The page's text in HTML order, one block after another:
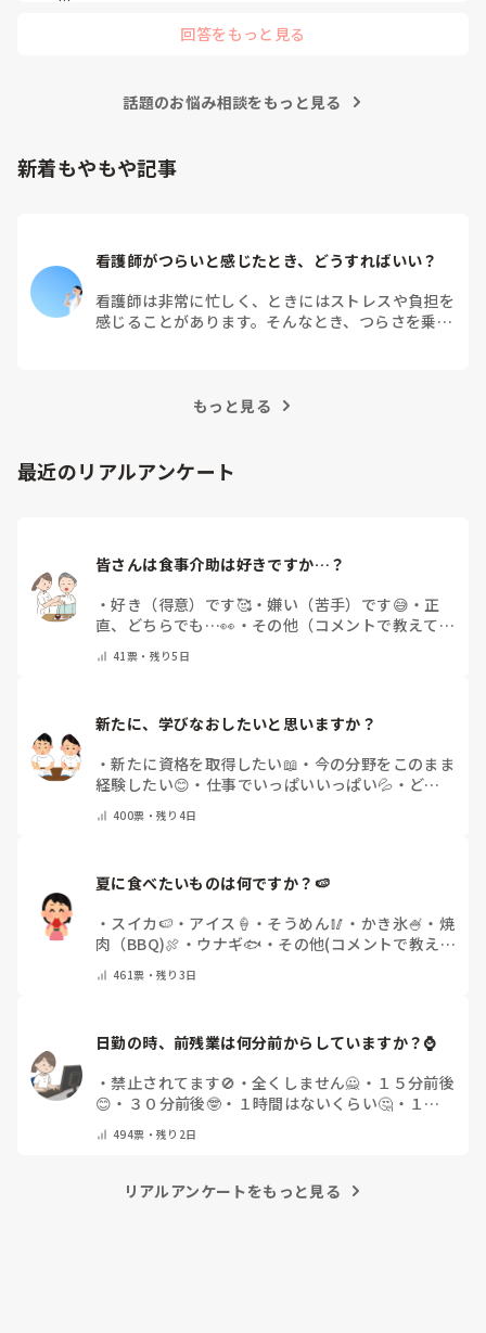
的に照らして振り返ることで、重要度を判断する力が少しずつ
回答をもっと見る
話題のお悩み相談をもっと見る
新着もやもや記事
看護師がつらいと感じたとき、どうすればいい？
看護師は非常に忙しく、ときにはストレスや負担を
感じることがあります。そんなとき、つらさを乗り
もっと見る
最近のリアルアンケート
皆さんは食事介助は好きですか…？
・好き（得意）です🥰・嫌い（苦手）です😅 ・ 正
直、どちらでも…👀 ・ その他（コメントで教えてく
41 票・ 残り5日
新たに、学びなおしたいと思いますか？
・新たに資格を取得したい📖 ・ 今の分野をこのまま
経験したい😊 ・ 仕事でいっぱいいっぱい💦 ・ どん
教えてください）
400票・残り4日
夏に食べたいものは何ですか？🍉
・ スイカ🍉 ・ アイス🍦 ・ そうめん🥢 ・ かき氷🍧 ・ 焼
肉（BBQ)🍖 ・ ウナギ🐟 ・ その他(コメントで教え
461票・残り3日
日勤の時、前残業は何分前からしていますか？⌚
・禁止されてます🚫 ・ 全くしません🙅 ・ １５分前後
😊 ・ ３０分前後🤓 ・ １時間はないくらい🤔 ・ １時
494票・残り2日
リアルアンケートをもっと見る